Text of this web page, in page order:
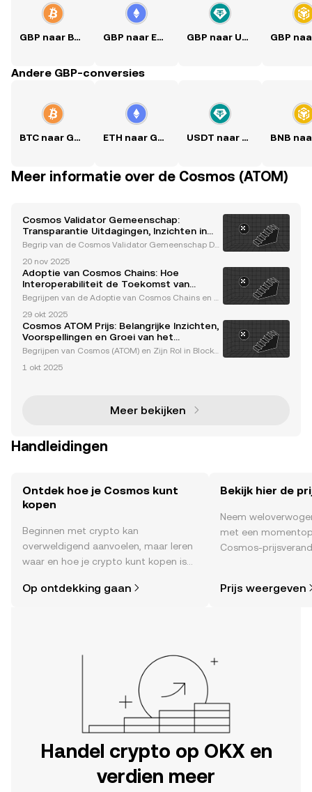
GBP naar BTC GBP naar ETH GBP naar USDT
Andere GBP-conversies
BTC naar GBP ETH naar GBP USDT naar GBP
Meer informatie over de Cosmos (ATOM)
Cosmos Validator Gemeenschap:
Transparantie Uitdagingen, Inzichten in
Governance en Toekomstige Innovaties
Begrip van de Cosmos Validator Gemeenschap De
an het Cosmos-ecosysteem en zorgt voor de beveil
iging, decentralisatie en governance ervan. Validat
ors spel
20 nov 2025
Adoptie van Cosmos Chains: Hoe
Interoperabiliteit de Toekomst van
Blockchain Vormgeeft
Begrijpen van de Adoptie van Cosmos Chains en d
nsformeert het blockchainlandschap door naadloz
e communicatie en interactie tussen onafhankelijke
bl
29 okt 2025
Cosmos ATOM Prijs: Belangrijke Inzichten,
Voorspellingen en Groei van het
Ecosysteem Uitgelegd
Begrijpen van Cosmos (ATOM) en Zijn Rol in Blockc
hain-platform dat is ontworpen om een van de mee
1 okt 2025
Meer bekijken
Handleidingen
Ontdek hoe je Cosmos kunt
kopen
Beginnen met crypto kan
overweldigend aanvoelen, maar leren
waar en hoe je crypto kunt kopen is
reis op de mobiele app van OKX of
Op ontdekking gaan
Bekijk hier de
Neem
met een
Cosmos-
Prijs weergeven
Handel crypto op OKX en
verdien meer